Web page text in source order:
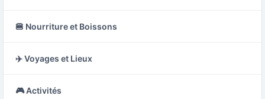
🍔 Nourriture et Boissons
✈️ Voyages et Lieux
🎮 Activités